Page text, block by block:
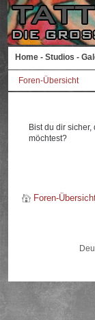
Home - Studios -
Foren-Übersicht
Bist du dir
möchtest?
Foren-